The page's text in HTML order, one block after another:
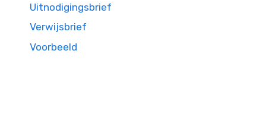
Uitnodigingsbrief
Verwijsbrief
Voorbeeld